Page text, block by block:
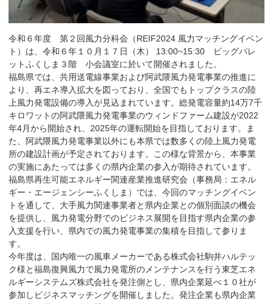
令和６年度 第２回風力分科会（REIF2024 風力マッチングイベン
ト）は、令和６年１０月１７日（木） 13:00~15:30 ビッグパレ
ットふくしま３階 小会議室に於いて開催されました。
福島県では、共用送電線事業および阿武隈風力発電事業の推進に
より、再エネ導入拡大を図っており、全国でもトップクラスの陸
上風力発電設備の導入が見込まれています。総発電容量約14万7千
キロワットの阿武隈風力発電事業のウィンドファーム建設が2022
年4月から開始され、2025年の運転開始を目指しております。ま
た、阿武隈風力発電事業以外にも本県では数多くの陸上風力発電
所の建設計画が予定されております。この様な背景から、本事業
の実施にあたっては多くの県内企業の参入が期待されています。
福島県再生可能エネルギー関連産業推進研究会（事務局：エネル
ギー・エージェンシーふくしま）では、今回のマッチングイベン
トを通して、大手風力関連事業者と県内企業との個別面談の機会
を提供し、風力発電分野でのビジネス展開を目指す県内企業の参
入支援を行い、県内での風力発電事業の集積を目指して参りま
す。
今年度は、国内唯一の風車メーカーである株式会社駒井ハルテッ
ク様と福島復興風力で風力発電所のメンテナンスを行う東芝エネ
ルギーシステムズ株式会社を発注側とし、県内企業延べ１０社が
参加しビジネスマッチングを開催しました。発注企業も県内企業